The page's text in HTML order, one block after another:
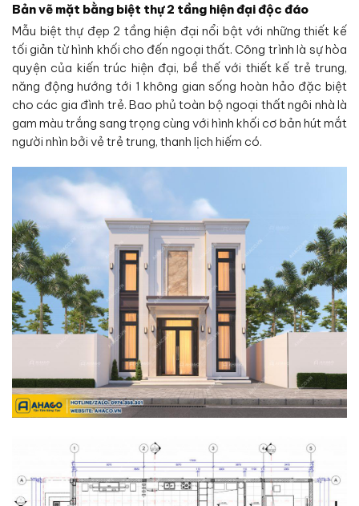
Bản vẽ mặt bằng biệt thự 2 tầng hiện đại độc đáo
Mẫu biệt thự đẹp 2 tầng hiện đại nổi bật với những thiết kế
tối giản từ hình khối cho đến ngoại thất. Công trình là sự hòa
quyện của kiến trúc hiện đại, bề thế với thiết kế trẻ trung,
năng động hướng tới 1 không gian sống hoàn hảo đặc biệt
cho các gia đình trẻ. Bao phủ toàn bộ ngoại thất ngôi nhà là
gam màu trắng sang trọng cùng với hình khối cơ bản hút mắt
người nhìn bởi vẻ trẻ trung, thanh lịch hiếm có.